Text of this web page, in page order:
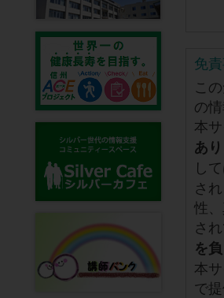
免
こ
の
本
あ
し
さ
性
さ
を
本
で